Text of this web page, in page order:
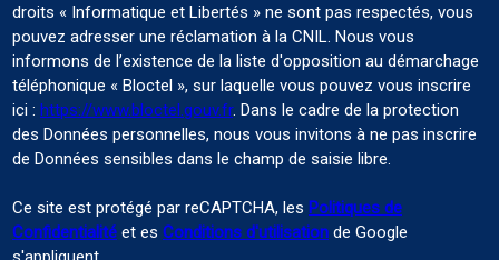
droits « Informatique et Libertés » ne sont pas respectés, vous
pouvez adresser une réclamation à la CNIL. Nous vous
informons de l’existence de la liste d'opposition au démarchage
téléphonique « Bloctel », sur laquelle vous pouvez vous inscrire
ici : https://www.bloctel.gouv.fr. Dans le cadre de la protection
des Données personnelles, nous vous invitons à ne pas inscrire
de Données sensibles dans le champ de saisie libre.
Ce site est protégé par reCAPTCHA, les Politiques de
Confidentialité et es Conditions d'utilisation de Google